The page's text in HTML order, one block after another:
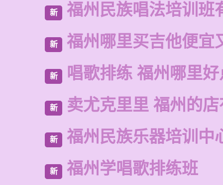
新 福州民族唱法培训班
新 福州哪里买吉他便宜
新 唱歌排练 福州哪里
新 卖尤克里里 福州的
新 福州民族乐器培训中
新 福州学唱歌排练班